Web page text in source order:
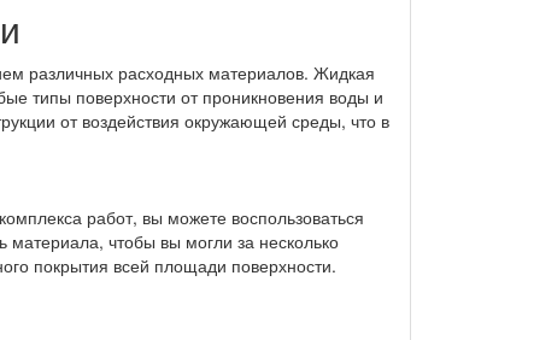
различных расходных материалов. Жидкая
типы поверхности от проникновения воды и
от воздействия окружающей среды, что в
работ, вы можете воспользоваться
чтобы вы могли за несколько
покрытия всей площади поверхности.